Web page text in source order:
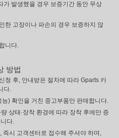
가 발생했을 경우 보증기간 동안 무상
한 고장이나 파손의 경우 보증하지 않
니다.
방법
청 후, 안내받은 절차에 따라 Gparts 카
다.
) 확인을 거친 중고부품만 판매합니다.
상태·장착 환경에 따라 장착 후에만 증
다.
시 고객센터로 접수해 주셔야 하며,